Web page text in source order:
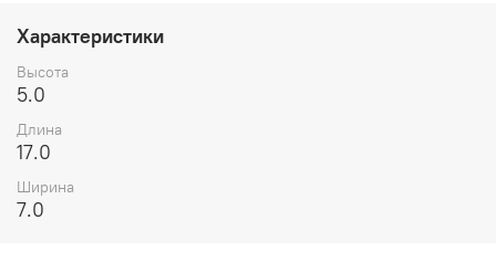
Характеристики
Высота
5.0
Длина
17.0
Ширина
7.0